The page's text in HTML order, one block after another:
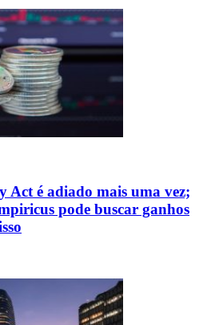
Act é adiado mais uma vez;
pode buscar ganhos